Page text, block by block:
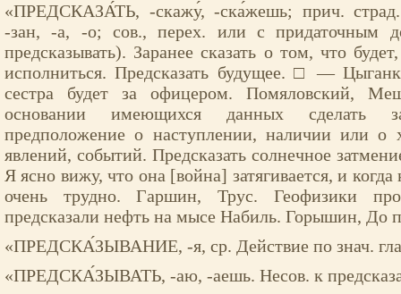
«ПРЕДСКАЗА́ТЬ, -скажу́, -ска́жешь; прич.
-зан, -а, -о; сов., перех. или с придаточным
предсказывать). Заранее сказать о том, что
исполниться. Предсказать будущее. □ —
сестра будет за офицером. Помяловский,
основании имеющихся данных сделать
предположение о наступлении, наличии или о
явлений, событий. Предсказать солнечное
Я ясно вижу, что она [война] затягивается, и
очень трудно. Гаршин, Трус. Геофизики
предсказали нефть на мысе Набиль. Горышин, До
«ПРЕДСКА́ЗЫВАНИЕ, -я, ср. Действие по знач.
«ПРЕДСКА́ЗЫВАТЬ, -аю, -аешь. Несов. к